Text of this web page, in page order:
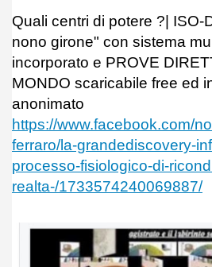
Quali centri di potere ?| ISO-
nono girone" con sistema
incorporato e PROVE
MONDO scaricabile free ed
anonimato
https://www.facebook.com/
ferraro/la-grandediscovery-
processo-fisiologico-di-
realta-/1733574240069887/